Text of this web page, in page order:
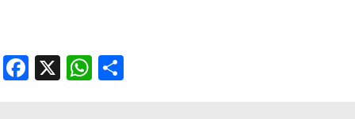
Facebook
X WhatsApp